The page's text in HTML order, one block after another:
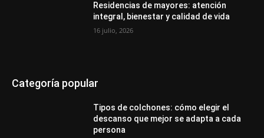
Residencias de mayores: atención
integral, bienestar y calidad de vida
16 julio, 2026
Categoría popular
Tipos de colchones: cómo elegir el
descanso que mejor se adapta a cada
persona